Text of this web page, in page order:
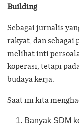
Building
Sebagai jurnalis
rakyat, dan
melihat inti
koperasi, tetapi
budaya kerja.
Saat ini kita
Banyak SDM